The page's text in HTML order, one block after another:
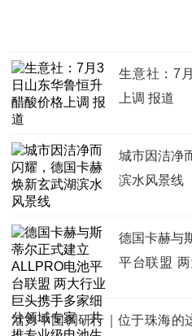
生意社：7
上调 报道
城市因洁净
滨水风景线
德国卡赫与
平台联盟
域专家，共
活力中国调研行｜位于珠海的